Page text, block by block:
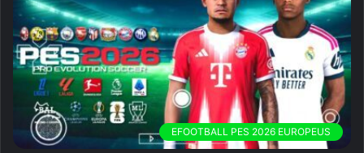
EFOOTBALL PES 2026 EUROPEUS